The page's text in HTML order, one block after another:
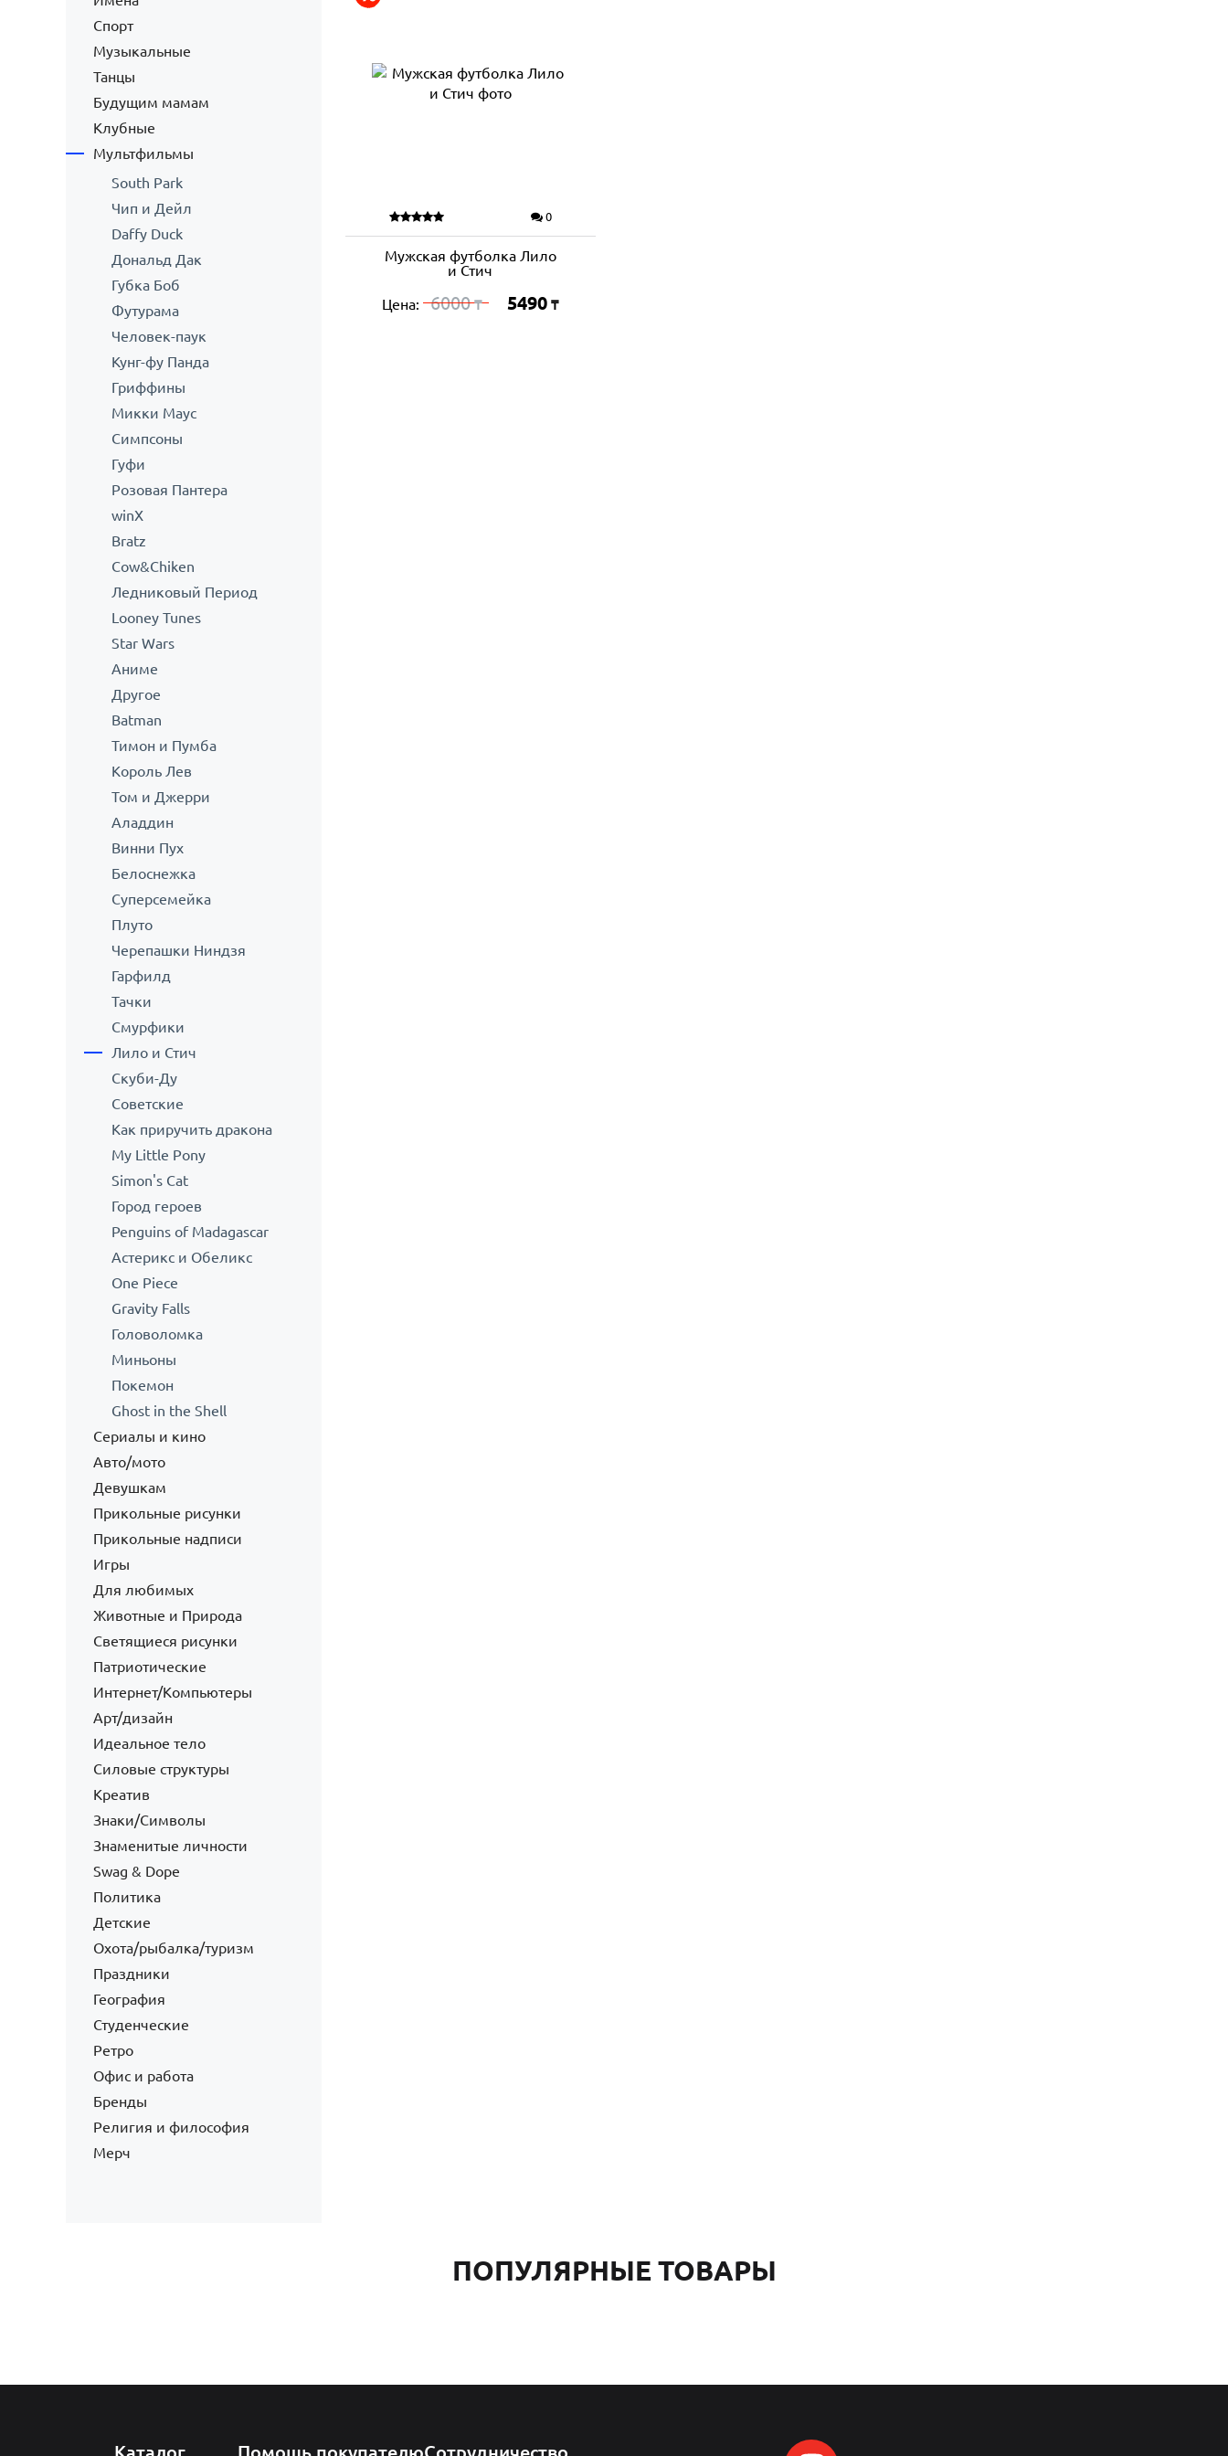
Спорт
Музыкальные
Танцы
Будущим мамам
Клубные
Мультфильмы
South Park
Чип и Дейл
Daffy Duck
Дональд Дак
Губка Боб
Футурама
Человек-паук
Кунг-фу Панда
Гриффины
Микки Маус
Симпсоны
Гуфи
Розовая Пантера
winX
Bratz
Cow&Chiken
Ледниковый Период
Looney Tunes
Star Wars
Аниме
Другое
Batman
Тимон и Пумба
Король Лев
Том и Джерри
Аладдин
Винни Пух
Белоснежка
Суперсемейка
Плуто
Черепашки Ниндзя
Гарфилд
Тачки
Смурфики
Лило и Стич
Скуби-Ду
Советские
Как приручить дракона
My Little Pony
Simon's Cat
Город героев
Penguins of Madagascar
Астерикс и Обеликс
One Piece
Gravity Falls
Головоломка
Миньоны
Покемон
Ghost in the Shell
Сериалы и кино
Авто/мото
Девушкам
Прикольные рисунки
Прикольные надписи
Игры
Для любимых
Животные и Природа
Светящиеся рисунки
Патриотические
Интернет/Компьютеры
Арт/дизайн
Идеальное тело
Силовые структуры
Креатив
Знаки/Символы
Знаменитые личности
Swag & Dope
Политика
Детские
Охота/рыбалка/туризм
Праздники
География
Студенческие
Ретро
Офис и работа
Бренды
Религия и философия
Мерч
0
Мужская футболка Лило
и Стич
Цена: 6000₸ 5490 ₸
ПОПУЛЯРНЫЕ ТОВАРЫ